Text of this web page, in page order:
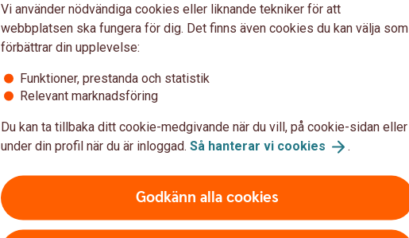
Vi använder nödvändiga cookies eller liknande tekniker för att
webbplatsen ska fungera för dig. Det finns även cookies du kan välja som
förbättrar din upplevelse:
Funktioner, prestanda och statistik
Relevant marknadsföring
Du kan ta tillbaka ditt cookie-medgivande när du vill, på cookie-sidan eller
under din profil när du är inloggad. Så hanterar vi cookies .
Godkänn alla cookies